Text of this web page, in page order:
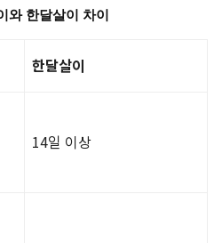
와 한달살이 차이
한달살이
14일 이상